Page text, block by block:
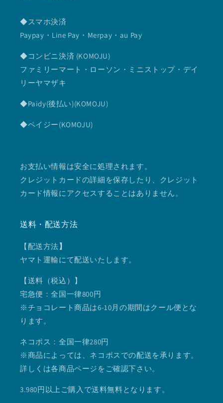
◆スマホ決済
Paypay・Line Pay・Merpay・au Pay
◆コンビニ決済 (KOMOJU)
ファミリーマート・ローソン・ミニストップ・デイ
リーヤマザキ
◆Paidy(後払い)(KOMOJU)
◆ペイジー(KOMOJU)
お支払い情報は安全に処理されます。
クレジットカードの詳細を保存したり、クレジット
カード情報にアクセスすることはありません。
送料・配送方法
【配送方法】
ヤマト運輸にて配送いたします。
【送料（税込）】
宅急便：全国一律800円
※チョコレート商品は6-10月の期間はクール便とな
ります。
ネコポス：全国一律280円
※商品によっては、ネコポスでの配送を承ります。
詳しくは各商品ページをご確認下さい。
3.980円以上ご購入で送料無料となります。